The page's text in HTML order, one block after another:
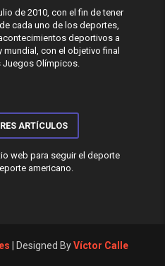
de 2010, con el fin de tener
cada uno de los deportes,
deportivos a
mundial, con el objetivo final
Olímpicos.
ARTÍCULOS
web para seguir el deporte
americano.
| Designed ByVíctor Calle